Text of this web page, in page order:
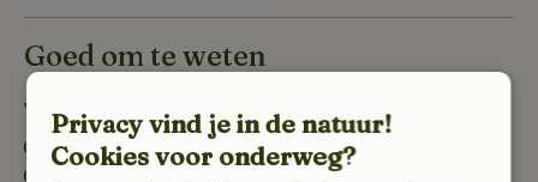
Goed om te weten
Verblijfdetails
Inchecken: 15:00- 21:00
Privacy vind je in de natuur!
Cookies voor onderweg?